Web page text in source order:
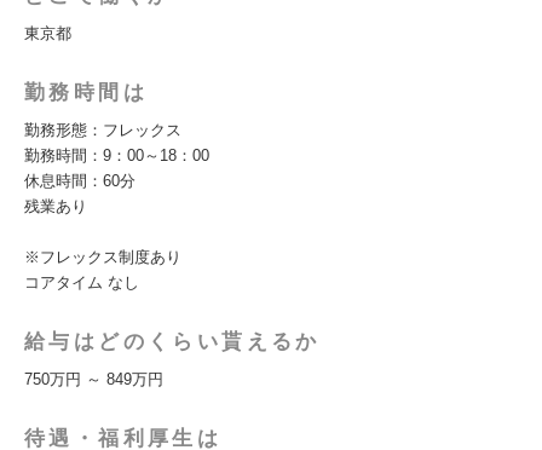
東京都
勤務時間は
勤務形態：フレックス
勤務時間：9：00～18：00
休息時間：60分
残業あり
※フレックス制度あり
コアタイム なし
給与はどのくらい貰えるか
750万円 ～ 849万円
待遇・福利厚生は